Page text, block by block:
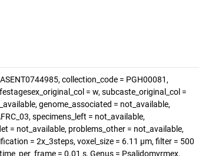
collection_code = PGH00081,
= w, subcaste_original_col =
genome_associated = not_available,
specimens_left = not_available,
= not_available, problems_other = not_available,
= 2x_3steps, voxel_size = 6.11 µm, filter = 500
= 0.01 s, Genus = Psalidomyrmex,